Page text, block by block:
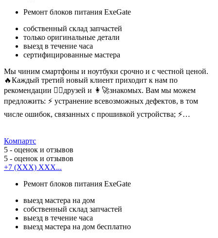
Ремонт блоков питания ExeGate
собственный склад запчастей
только оригинальные детали
выезд в течение часа
сертифицированные мастера
Мы чиним смартфоны и ноутбуки срочно и с честной ценой.
🔥Каждый третий новый клиент приходит к нам по
рекомендации 🙋‍♀️друзей и 👩‍🚀знакомых. Вам мы можем
предложить: ⚡️ устранение всевозможных дефектов, в том
числе ошибок, связанных с прошивкой устройства; ⚡️…
Компартс
5 - оценок и отзывов
5 - оценок и отзывов
+7 (XXX) XXX...
Ремонт блоков питания ExeGate
выезд мастера на дом
собственный склад запчастей
выезд в течение часа
выезд мастера на дом бесплатно